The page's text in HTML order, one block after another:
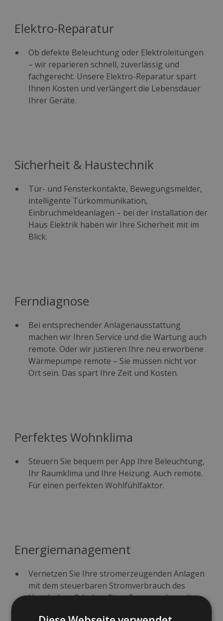
Elektro-Reparatur
Ob defekte Beleuchtung oder Elektroleitungen
– wir reparieren schnell, zuverlässig und
fachgerecht. Unsere Elektro-Reparatur spart
Ihnen Kosten und verlängert die Lebensdauer
Ihrer Geräte.
Sicherheit & Haustechnik
Tür- und Fensterkontakte, Bewegungsmelder,
intelligente Türkommunikation,
Einbruchmeldeanlagen – bei der Installation der
Haus Elektrik haben wir Ihre Sicherheit mit im
Blick.
Ferndiagnose
Bei entsprechender Anlagenausstattung
machen wir Ihren Service und die Wartung auch
remote. Oder wir justieren Ihre neu erworbene
Wärmepumpe remote – Sie müssen nicht vor
Ort sein. Das spart Ihre Zeit und Kosten.
Perfektes Wohnklima
Steuern Sie bequem per App Ihre Beleuchtung,
Ihr Raumklima und Ihre Heizung. Auch remote.
Für einen perfekten Wohlfühlfaktor.
Energiemanagement
Vernetzen Sie Ihre stromerzeugenden Anlagen
mit dem steuerbaren Stromverbrauch des
Haushaltes. Schalten Sie z. B. genau dann die